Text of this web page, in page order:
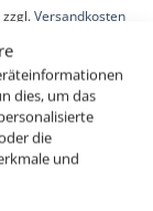
dies, um das
die
und
zzgl. Versandkosten